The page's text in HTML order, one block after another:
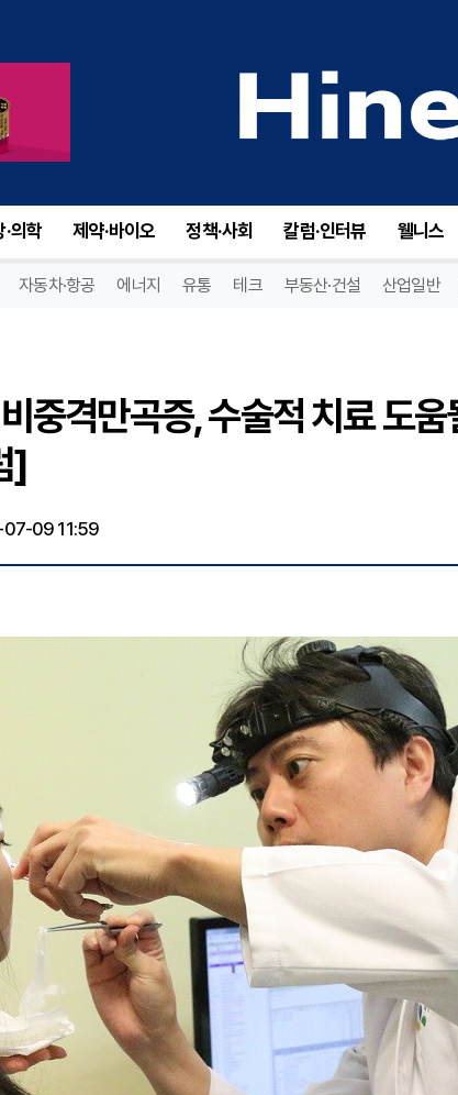
·의학 제약·바이오 정책·사회 칼럼·인터뷰 웰니스
자동차·항공 에너지 유통 테크 부동산·건설 산업일반
중격만곡증, 수술적 치료 도움
]
09 11:59